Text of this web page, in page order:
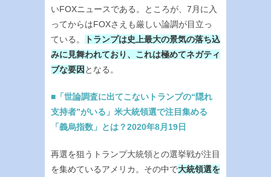
いFOXニュースである。ところが、7月に入
ってからはFOXさえも厳しい論調が目立っ
ている。
トランプは史上最大の景気の落ち込
みに見舞われており、これは極めてネガティ
ブな要因 となる。
■「世論調査に出てこないトランプの“隠れ
支持者”がいる」米大統領選で注目集める
「義烏指数」とは？2020年8月19日
再選を狙うトランプ大統領との選挙戦が注目
を集めているアメリカ。その中で大統領選を